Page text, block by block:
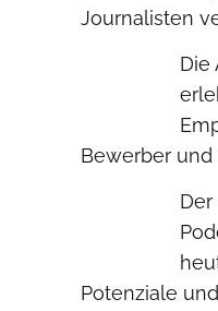
Journalisten
Die
Bewerber
Potenziale